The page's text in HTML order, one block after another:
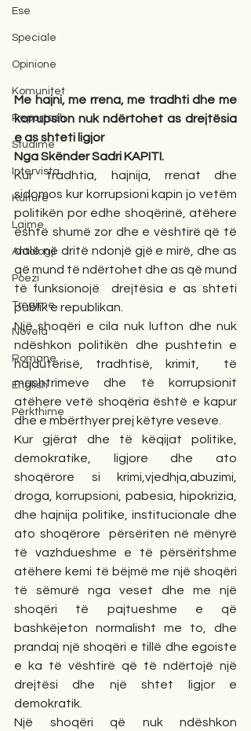
Ese
Speciale
Opinione
Komunitet
Reportazh
Studime
Intervista
Kulturë
Lajme
Antologji
Poezi
Tregime
Novela
Romane
English
Përkthime
Me hajni, me rrena, me tradhti dhe me
korrupsion nuk ndërtohet as drejtësia
e as shteti ligjor
Nga Skënder Sadri KAPITI.
Kur tradhtia, hajnija, rrenat dhe
sidomos kur korrupsioni kapin jo vetëm
politikën por edhe shoqërinë, atëhere
është shumë zor dhe e vështirë që të
dalë në dritë ndonjë gjë e mirë, dhe as
që mund të ndërtohet dhe as që mund
të funksionojë  drejtësia e as shteti
publik e republikan.
Një shoqëri e cila nuk lufton dhe nuk
ndëshkon politikën dhe pushtetin e
hajdutërisë, tradhtisë, krimit,  të
mashtrimeve dhe të korrupsionit
atëhere vetë shoqëria është e kapur
dhe e mbërthyer prej këtyre veseve.
Kur gjërat dhe të këqijat politike,
demokratike, ligjore dhe ato
shoqërore si krimi,vjedhja,abuzimi,
droga, korrupsioni, pabesia, hipokrizia,
dhe hajnija politike, institucionale dhe
ato shoqërore  përsëriten në mënyrë
të vazhdueshme e të përsëritshme
atëhere kemi të bëjmë me një shoqëri
të sëmurë nga veset dhe me një
shoqëri të pajtueshme e që
bashkëjeton normalisht me to, dhe
prandaj një shoqëri e tillë dhe egoiste
e ka të vështirë që të ndërtojë një
drejtësi dhe një shtet ligjor e
demokratik.
Një shoqëri që nuk ndëshkon